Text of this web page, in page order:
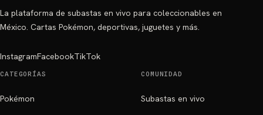
La plataforma de subastas en vivo para coleccionables en
México. Cartas Pokémon, deportivas, juguetes y más.
InstagramFacebookTikTok
CATEGORÍAS
Pokémon
COMUNIDAD
Subastas en vivo